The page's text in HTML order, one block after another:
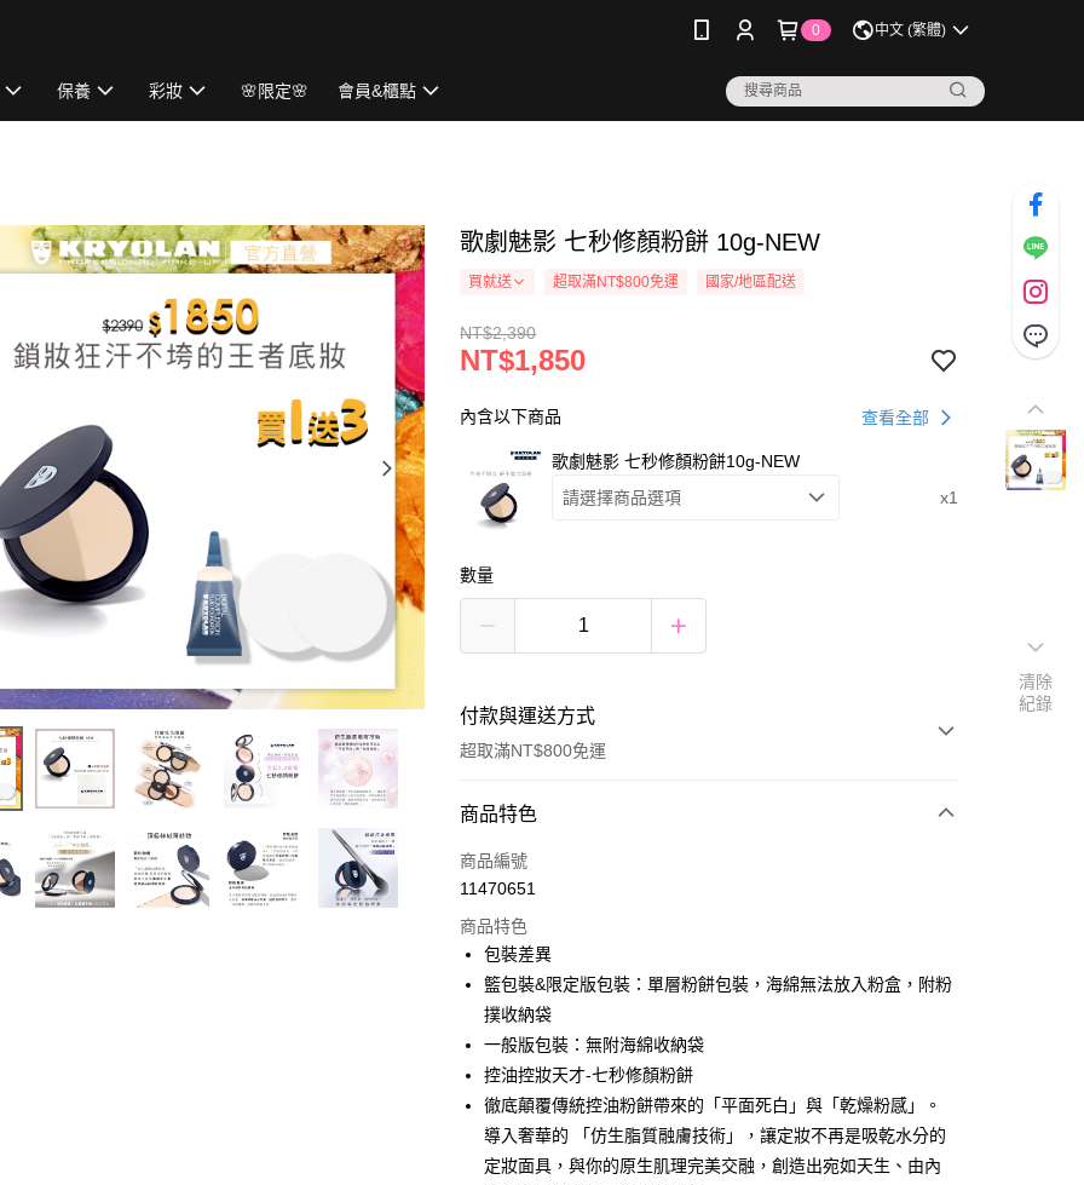
0 中文 (繁體)
保養 彩妝 🌸限定🌸 會員&櫃點
歌劇魅影 七秒修顏粉餅 10g-NEW
買就送 超取滿NT$800免運 國家/地區配送
NT$2,390
NT$1,850
內含以下商品 查看全部
歌劇魅影 七秒修顏粉餅10g-NEW
請選擇商品選項
x1
數量
付款與運送方式
超取滿NT$800免運
付款方式
信用卡一次付款
LINE Pay
Apple Pay
街口支付
悠遊付
Google Pay
全盈+PAY
商品特色
商品編號
11470651
商品特色
包裝差異
籃包裝&限定版包裝：單層粉餅包裝，海綿無法放入粉盒，附粉
撲收納袋
一般版包裝：無附海綿收納袋
控油控妝天才-七秒修顏粉餅
徹底顛覆傳統控油粉餅帶來的「平面死白」與「乾燥粉感」。
導入奢華的 「仿生脂質融膚技術」，讓定妝不再是吸乾水分的
定妝面具，與你的原生肌理完美交融，創造出宛如天生、由內
清除
紀錄